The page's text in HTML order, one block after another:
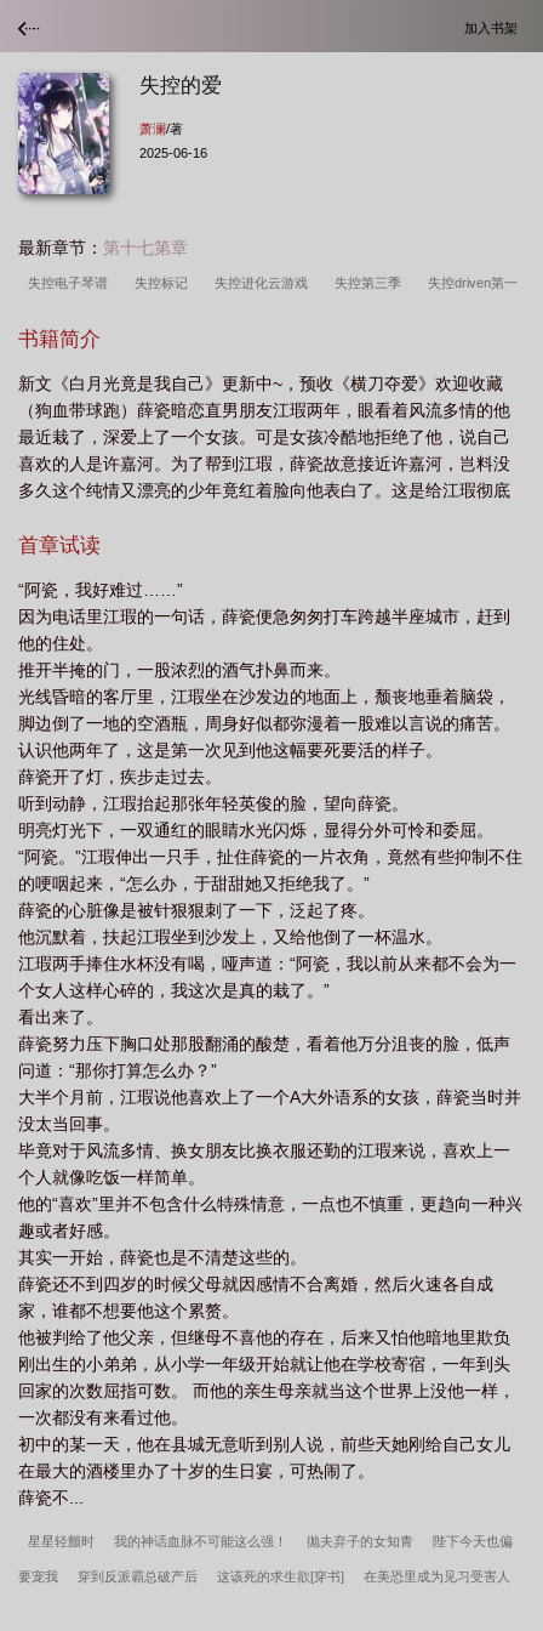
加入书架
失控的爱
萧澜/著
2025-06-16
最新章节： 第十七第章
失控电子琴谱 失控标记 失控进化云游戏 失控第三季 失控driven第一
唱会 失控对决
控歌曲mp3 失控玩家电影原声完整版在线观看 失控免费阅读 失控的机器
人 失控玩家 失控电影 失控的爱 失控driven第一季完整观看高清 失
控driven第三季完整在线观看 失控英语短语 失控原唱 失控drive 失控进
化官方正版安装 失控的电动玩具 失控玩家免费观看完整版高清 失控歌
书籍简介
新文《白月光竟是我自己》更新中~，预收《横刀夺爱》欢迎收藏
（狗血带球跑）薛瓷暗恋直男朋友江瑕两年，眼看着风流多情的他
最近栽了，深爱上了一个女孩。可是女孩冷酷地拒绝了他，说自己
喜欢的人是许嘉河。为了帮到江瑕，薛瓷故意接近许嘉河，岂料没
多久这个纯情又漂亮的少年竟红着脸向他表白了。这是给江瑕彻底
力。渐渐地薛瓷发现自己内心开始混乱了，他不安地向许嘉河提了
了……四年后，许嘉河成了娱乐圈最当红的大明星，而薛瓷带着孩
子为了生计奔波。当年，许嘉河恨极了他，薛瓷以为这辈子都不会
跟他有任何纠葛了。直到一次意外，却不得已再次跟他有了交
集……（把纯情小狗虐黑化之后带球跑，后期涉及一点娱乐圈）★
我的预收★《横刀夺爱》林南跟秦景恒恋爱五年，可就在领证前
夕，秦景恒出轨了一个小明星。愤怒的林南踹了他，转头去酒吧买
醉，却意外跟一个二十出头的男孩睡了。林南以为事情就这样揭
过，可这之后，他总是巧合的跟这个叫宋丞星的人相遇。宋丞星可
爱乖巧，笑起来还有个甜甜的梨涡，总是林南哥林南哥追着他叫，
对他满眼的恋慕。林南被上门来挑衅的小明星恶心到，竟赌气地扯
上宋丞星去领了结婚证。婚后的日子意外的舒心，渐渐的，林南真
的开始对宋丞星上心起来。他都做好了两人相携一生的准备，可某
天，秦景恒找上他，愤怒的告诉他，原来当初那个小明星是宋丞星
安排接近他的。林南简直不敢置信，回家质问宋丞星是不是他干
的。宋丞星弯起眼睛，冲他甜甜地笑：“是我啊林南哥，我惦记你好
多年了呢。《听说我像白月光》虞非这个小透明才刚混娱乐圈没多
久就狠狠得罪了当红大明星宁修。宁修不仅人气高，而且家室显
赫，小叔叔宁瑾年更是众星娱乐的掌权人，掌握半个娱乐圈的人脉
资源。宁修怒火中烧，扬言要从此封杀他，虞非果真从此事业受
阻，寸步难行。虞非本来都打算回家卖红薯了，突然听到旁人一
句：“你跟宁谨年的那个传闻中白月光长得挺像的。”虞非灵光一闪，
犹如抓到救命稻草，连夜下载并背诵掌握了这位白月光的一切事迹
以及爱好性格，绞尽脑汁的接近年，各种花样百出的折腾。终于，
宁谨年黑眸冷峻：“你成功的引起了我的注意。”虞非本来只是想蹭蹭
白月光，重启事业，却没想到一不小心蹭了过了头。不久后。虞非
摩拳擦掌：“呔！宁修这个小垃圾又欠收拾了！”宁瑾年微笑：“嗯，
只要你嫁给我，以后随便收拾他。”宁修跪地痛哭jpg：“小叔叔饶命
啊！”★推荐我其它的完结文★逼婚（生子）——抛弃小傻子后带球
跑系统罚他生娃（生子）——心里苦，不想生！他被骗崩坏了（生
子）——超可怕的，赶紧带娃逃啊！不想生娃想逃走（生子）——
被迫嫁给傻子王爷后他带球跑了怀了情敌儿子的娃后带球跑（生子)
——虐妻一时爽，追妻泪茫茫你儿子是我生的（生子）——狗血生
子被自己掰弯了肿么破——跟自己演的角色谈恋爱男主们都爱上我
了——你们都不要过来啊啊啊……求收藏我的专栏呀！么么啾！
首章试读
“阿瓷，我好难过……”
因为电话里江瑕的一句话，薛瓷便急匆匆打车跨越半座城市，赶到
他的住处。
推开半掩的门，一股浓烈的酒气扑鼻而来。
光线昏暗的客厅里，江瑕坐在沙发边的地面上，颓丧地垂着脑袋，
脚边倒了一地的空酒瓶，周身好似都弥漫着一股难以言说的痛苦。
认识他两年了，这是第一次见到他这幅要死要活的样子。
薛瓷开了灯，疾步走过去。
听到动静，江瑕抬起那张年轻英俊的脸，望向薛瓷。
明亮灯光下，一双通红的眼睛水光闪烁，显得分外可怜和委屈。
“阿瓷。”江瑕伸出一只手，扯住薛瓷的一片衣角，竟然有些抑制不住
的哽咽起来，“怎么办，于甜甜她又拒绝我了。”
薛瓷的心脏像是被针狠狠刺了一下，泛起了疼。
他沉默着，扶起江瑕坐到沙发上，又给他倒了一杯温水。
江瑕两手捧住水杯没有喝，哑声道：“阿瓷，我以前从来都不会为一
个女人这样心碎的，我这次是真的栽了。”
看出来了。
薛瓷努力压下胸口处那股翻涌的酸楚，看着他万分沮丧的脸，低声
问道：“那你打算怎么办？”
大半个月前，江瑕说他喜欢上了一个A大外语系的女孩，薛瓷当时并
没太当回事。
毕竟对于风流多情、换女朋友比换衣服还勤的江瑕来说，喜欢上一
个人就像吃饭一样简单。
他的“喜欢”里并不包含什么特殊情意，一点也不慎重，更趋向一种兴
趣或者好感。
其实一开始，薛瓷也是不清楚这些的。
薛瓷还不到四岁的时候父母就因感情不合离婚，然后火速各自成
家，谁都不想要他这个累赘。
他被判给了他父亲，但继母不喜他的存在，后来又怕他暗地里欺负
刚出生的小弟弟，从小学一年级开始就让他在学校寄宿，一年到头
回家的次数屈指可数。 而他的亲生母亲就当这个世界上没他一样，
一次都没有来看过他。
初中的某一天，他在县城无意听到别人说，前些天她刚给自己女儿
在最大的酒楼里办了十岁的生日宴，可热闹了。
薛瓷不...
星星轻颤时 我的神话血脉不可能这么强！ 抛夫弃子的女知青 陛下今天也偏
要宠我 穿到反派霸总破产后 这该死的求生欲[穿书] 在美恐里成为见习受害人